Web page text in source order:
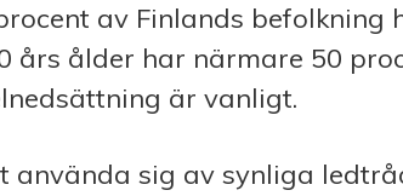
av Finlands befolkning
års ålder har närmare 50
är vanligt.
använda sig av synliga